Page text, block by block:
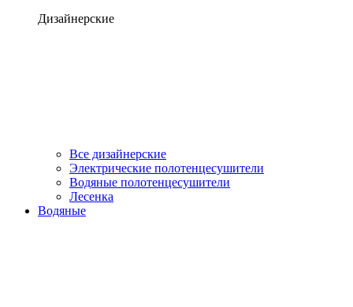
Дизайнерские
Все дизайнерские
Электрические полотенцесушители
Водяные полотенцесушители
Лесенка
Водяные